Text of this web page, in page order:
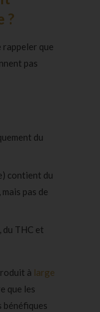
?
rappeler que
pas
du
contient du
pas de
du THC et
à large
que les
bénéfiques